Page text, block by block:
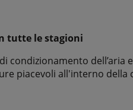
tutte le stagioni
condizionamento
piacevoli all'interno della